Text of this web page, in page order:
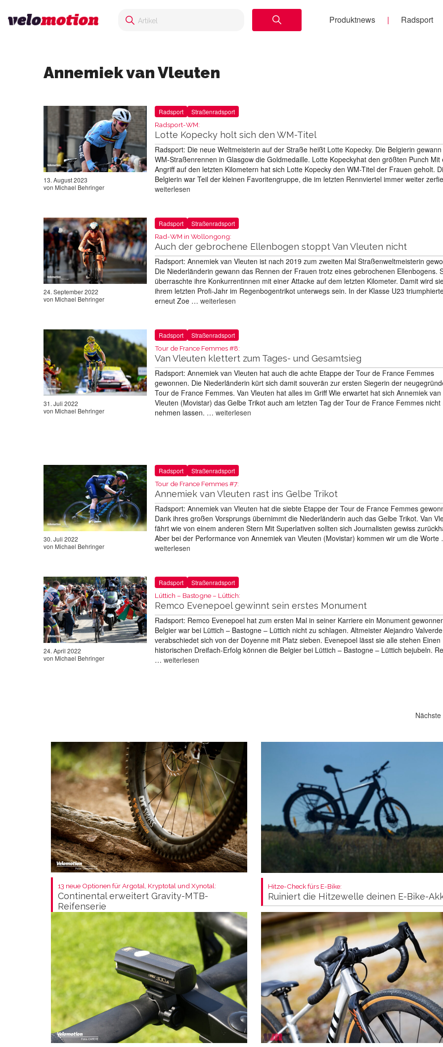
Produktnews Radsport
Annemiek van Vleuten
13. August 2023
von Michael Behringer
Radsport Straßenradsport
Radsport-WM:
Lotte Kopecky holt sich den WM-Titel
Radsport: Die neue Weltmeisterin auf der Straße heißt Lotte Kopecky. Die Belgierin
WM-Straßenrennen in Glasgow die Goldmedaille. Lotte Kopeckyhat den größten Punch Mit
Angriff auf den letzten Kilometern hat sich Lotte Kopecky den WM-Titel der Frauen geholt.
Belgierin war Teil der kleinen Favoritengruppe, die im letzten Rennviertel immer weiter
weiterlesen
24. September 2022
von Michael Behringer
Radsport Straßenradsport
Rad-WM in Wollongong:
Auch der gebrochene Ellenbogen stoppt Van Vleuten nicht
Radsport: Annemiek van Vleuten ist nach 2019 zum zweiten Mal Straßenweltmeisterin
Die Niederländerin gewann das Rennen der Frauen trotz eines gebrochenen Ellenbogens.
überraschte ihre Konkurrentinnen mit einer Attacke auf dem letzten Kilometer. Damit wird
ihrem letzten Profi-Jahr im Regenbogentrikot unterwegs sein. In der Klasse U23
erneut Zoe … weiterlesen
31. Juli 2022
von Michael Behringer
Radsport Straßenradsport
Tour de France Femmes #8:
Van Vleuten klettert zum Tages- und Gesamtsieg
Radsport: Annemiek van Vleuten hat auch die achte Etappe der Tour de France Femmes
gewonnen. Die Niederländerin kürt sich damit souverän zur ersten Siegerin der
Tour de France Femmes. Van Vleuten hat alles im Griff Wie erwartet hat sich Annemiek van
Vleuten (Movistar) das Gelbe Trikot auch am letzten Tag der Tour de France Femmes nicht
nehmen lassen. … weiterlesen
30. Juli 2022
von Michael Behringer
Radsport Straßenradsport
Tour de France Femmes #7:
Annemiek van Vleuten rast ins Gelbe Trikot
Radsport: Annemiek van Vleuten hat die siebte Etappe der Tour de France Femmes
Dank ihres großen Vorsprungs übernimmt die Niederländerin auch das Gelbe Trikot. Van
fährt wie von einem anderen Stern Mit Superlativen sollten sich Journalisten gewiss
Aber bei der Performance von Annemiek van Vleuten (Movistar) kommen wir um die
weiterlesen
24. April 2022
von Michael Behringer
Radsport Straßenradsport
Lüttich – Bastogne – Lüttich:
Remco Evenepoel gewinnt sein erstes Monument
Radsport: Remco Evenepoel hat zum ersten Mal in seiner Karriere ein Monument
Belgier war bei Lüttich – Bastogne – Lüttich nicht zu schlagen. Altmeister Alejandro Valverde
verabschiedet sich von der Doyenne mit Platz sieben. Evenepoel lässt sie alle stehen Einen
historischen Dreifach-Erfolg können die Belgier bei Lüttich – Bastogne – Lüttich bejubeln.
… weiterlesen
13 neue Optionen für Argotal, Kryptotal und Xynotal:
Continental erweitert Gravity-MTB-
Reifenserie
Hitze-Check fürs E-Bike:
Ruiniert die Hitzewelle deinen E-Bike-